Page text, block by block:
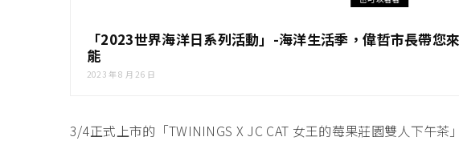
「2023世界海洋日系列活動」-海洋生活季，偉哲市長帶您
能
2023 年 8 月 26 日
3/4正式上市的「TWININGS X JC CAT 女王的莓果莊園雙人下午